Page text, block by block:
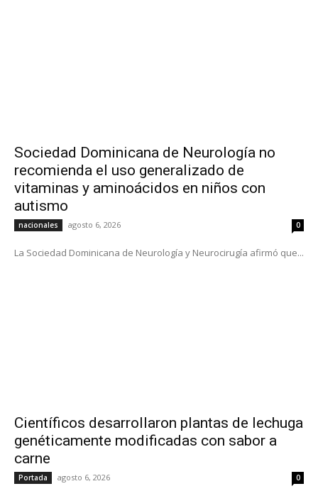
Sociedad Dominicana de Neurología no
recomienda el uso generalizado de
vitaminas y aminoácidos en niños con
autismo
nacionales agosto 6, 2026 0
La Sociedad Dominicana de Neurología y Neurocirugía afirmó que...
Científicos desarrollaron plantas de lechuga
genéticamente modificadas con sabor a
carne
Portada agosto 6, 2026 0